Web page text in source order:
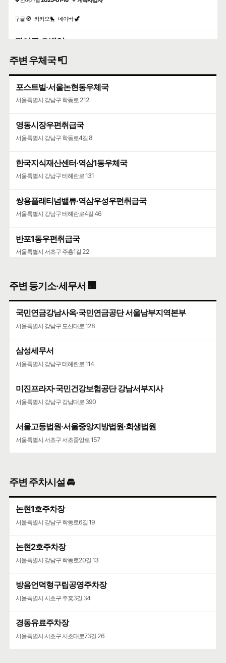
구글 🧭 카카오🐤 네이버 🦖
광어군 오백양
구글 🧭 카카오🐤 네이버 🦖
주변 우체국 📮
포스트빌·서울논현동우체국
서울특별시 강남구 학동로 212
영동시장우편취급국
서울특별시 강남구 학동로4길 8
한국지식재산센터·역삼1동우체국
서울특별시 강남구 테헤란로 131
쌍용플래티넘밸류·역삼우성우편취급국
서울특별시 강남구 테헤란로4길 46
반포1동우편취급국
서울특별시 서초구 주흥1길 22
서울특별시 서초구 서초중앙로 224
진흥아파트·진흥우편취급국
서울특별시 서초구 서초대로 385
서울고등법원·서울중앙지방법원·회생법원
서울특별시 서초구 서초중앙로 157
주변 등기소·세무서 🏢
국민연금강남사옥·국민연금공단 서울남부지역본부
서울특별시 강남구 도산대로 128
삼성세무서
서울특별시 강남구 테헤란로 114
미진프라자·국민건강보험공단 강남서부지사
서울특별시 강남구 강남대로 390
서울고등법원·서울중앙지방법원·회생법원
서울특별시 서초구 서초중앙로 157
주변 주차시설 🚘
논현1호주차장
서울특별시 강남구 학동로6길 19
논현2호주차장
서울특별시 강남구 학동로20길 13
방음언덕형구립공영주차장
서울특별시 서초구 주흥3길 34
경동유료주차장
서울특별시 서초구 서초대로73길 26